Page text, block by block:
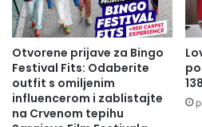
Otvorene prijave za Bingo
Festival Fits: Odaberite
outfit s omiljenim
influencerom i zablistajte
na Crvenom tepihu